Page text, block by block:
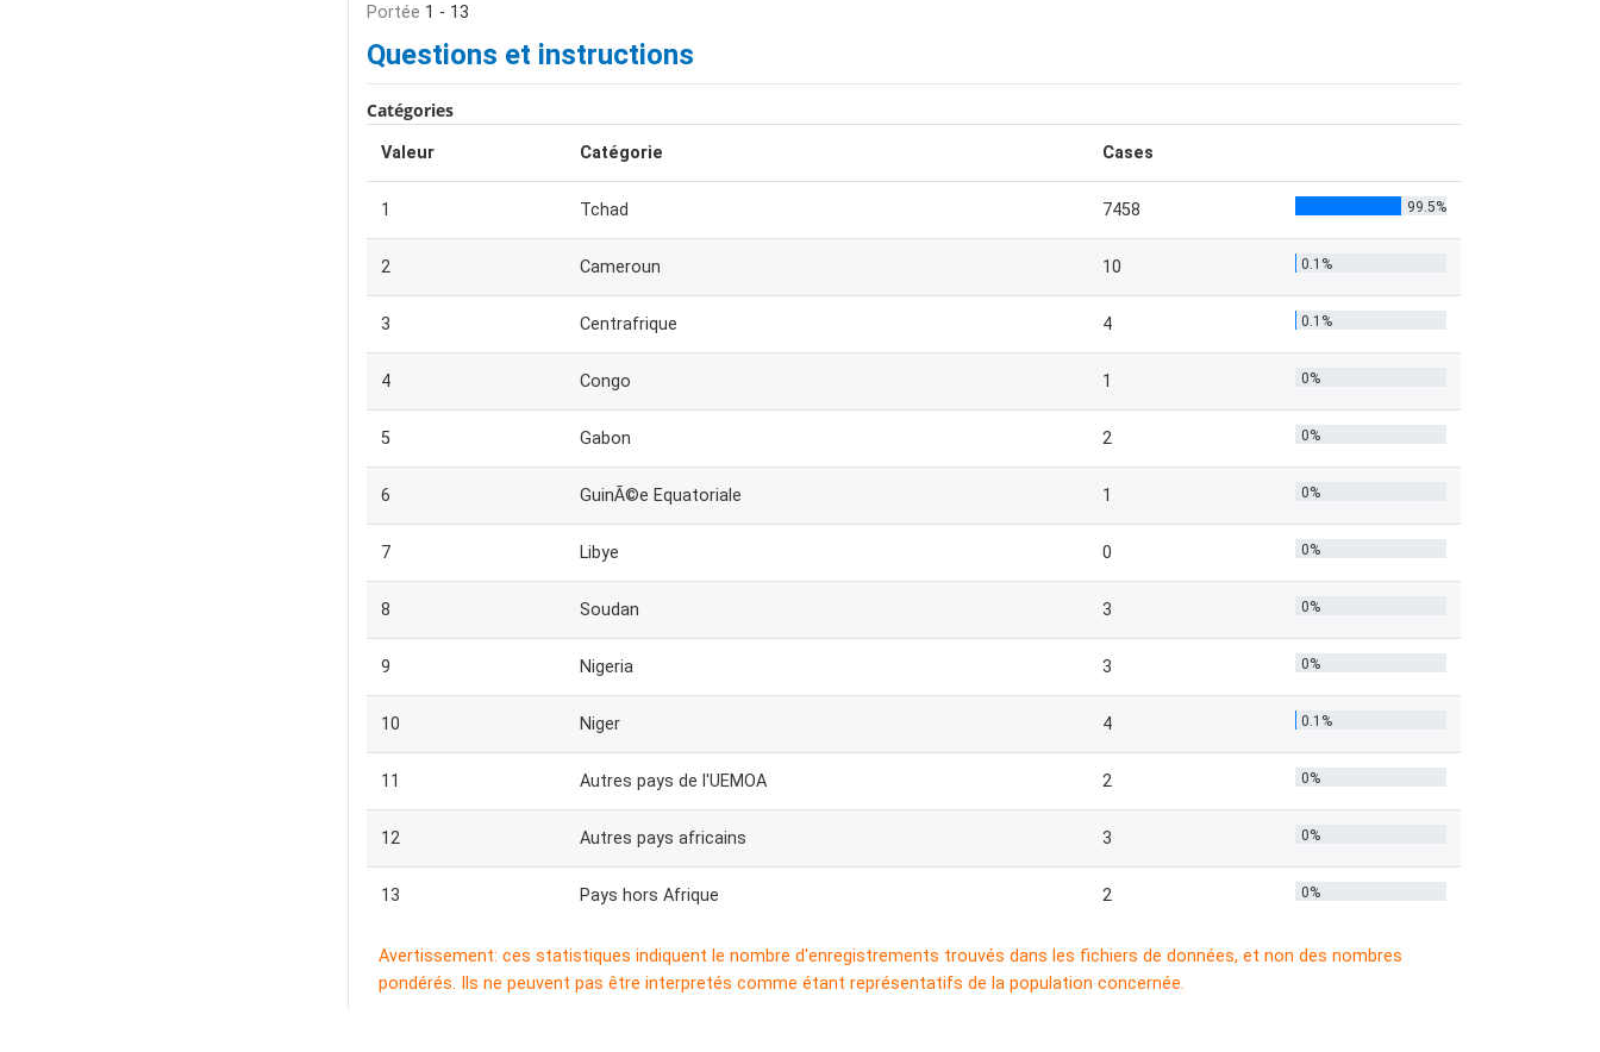
Portée 1 - 13
Questions et instructions
Catégories
Valeur Catégorie Cases
1 Tchad 7458 99.5%
2 Cameroun 10 0.1%
3 Centrafrique 4 0.1%
4 Congo 1 0%
5 Gabon 2 0%
6 GuinÃ©e Equatoriale 1 0%
7 Libye 0 0%
8 Soudan 3 0%
9 Nigeria 3 0%
10 Niger 4 0.1%
11 Autres pays de l'UEMOA 2 0%
12 Autres pays africains 3 0%
13 Pays hors Afrique 2 0%
Avertissement: ces statistiques indiquent le nombre d'enregistrements trouvés dans les fichiers de données, et non des nombres
pondérés. Ils ne peuvent pas être interpretés comme étant représentatifs de la population concernée.